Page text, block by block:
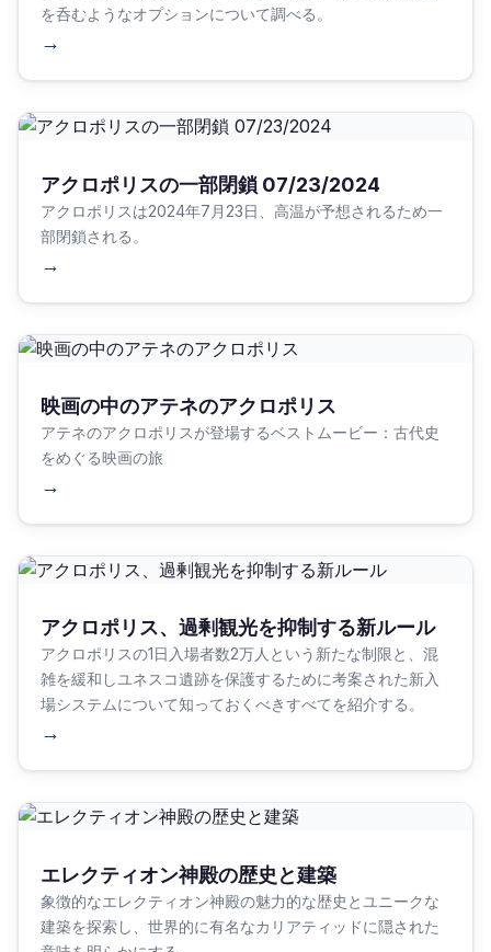
を呑むようなオプションについて調べる。
→
アクロポリスの一部閉鎖 07/23/2024
アクロポリスは2024年7月23日、高温が予想されるため一
部閉鎖される。
→
映画の中のアテネのアクロポリス
アテネのアクロポリスが登場するベストムービー：古代史
をめぐる映画の旅
→
アクロポリス、過剰観光を抑制する新ルール
アクロポリスの1日入場者数2万人という新たな制限と、混
雑を緩和しユネスコ遺跡を保護するために考案された新入
場システムについて知っておくべきすべてを紹介する。
→
エレクティオン神殿の歴史と建築
象徴的なエレクティオン神殿の魅力的な歴史とユニークな
建築を探索し、世界的に有名なカリアティッドに隠された